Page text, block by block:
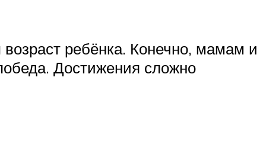
ребёнка. Конечно, мамам и
Достижения сложно